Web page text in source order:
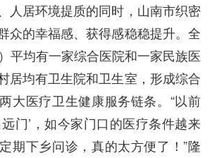
人居环境提质的同时，山南市织密
众的幸福感、获得感稳稳提升。全
平均有一家综合医院和一家民族医
居均有卫生院和卫生室，形成综合
大医疗卫生健康服务链条。“以前
门’，如今家门口的医疗条件越来
期下乡问诊，真的太方便了！”隆